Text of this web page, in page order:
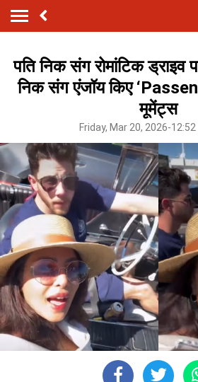
पति निक संग रोमांटिक ड्राइव
निक संग एंजॉय किए
मूमेंट्स
Friday, Mar 20, 2026-